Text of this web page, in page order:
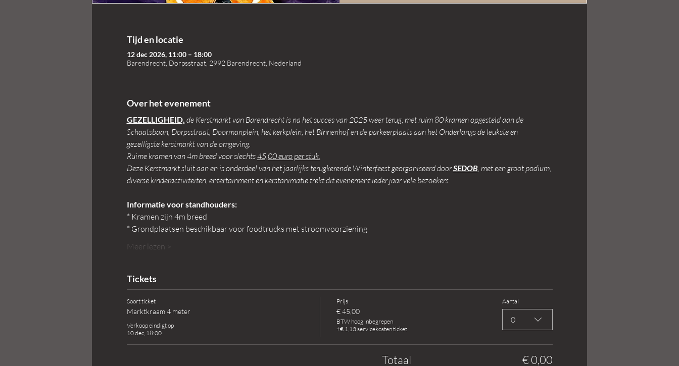
Tijd en locatie
12 dec 2026, 11:00 – 18:00
Barendrecht, Dorpsstraat, 2992 Barendrecht, Nederland
Over het evenement
GEZELLIGHEID, de Kerstmarkt van Barendrecht is na het succes van 2025 weer terug, met ruim 80 kramen opgesteld aan de
Schaatsbaan, Dorpsstraat, Doormanplein, het kerkplein, het Binnenhof en de parkeerplaats aan het Onderlangs de leukste en
gezelligste kerstmarkt van de omgeving.
Ruime kramen van 4m breed voor slechts 45,00 euro per stuk.
Deze Kerstmarkt sluit aan en is onderdeel van het jaarlijks terugkerende Winterfeest georganiseerd door SEDOB, met een groot podium,
diverse kinderactiviteiten, entertainment en kerstanimatie trekt dit evenement ieder jaar vele bezoekers.
Informatie voor standhouders:
* Kramen zijn 4m breed
* Grondplaatsen beschikbaar voor foodtrucks met stroomvoorziening
Meer lezen >
Tickets
Soort ticket
Marktkraam 4 meter
Verkoop eindigt op
10 dec, 18:00
Prijs
€ 45,00
BTW hoog inbegrepen
+€ 1,13 servicekosten ticket
Aantal
0
Totaal € 0,00